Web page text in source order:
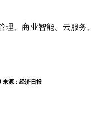
理、商业智能、云服务
来源： 经济日报